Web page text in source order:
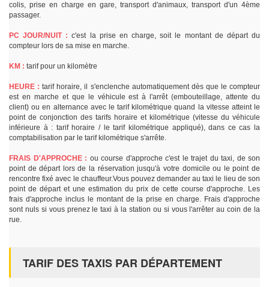
colis, prise en charge en gare, transport d'animaux, transport d'un 4ème
passager.
PC JOUR/NUIT : c'est la prise en charge, soit le montant de départ du
compteur lors de sa mise en marche.
KM : tarif pour un kilomètre
HEURE : tarif horaire, il s'enclenche automatiquement dès que le compteur
est en marche et que le véhicule est à l'arrêt (embouteillage, attente du
client) ou en alternance avec le tarif kilométrique quand la vitesse atteint le
point de conjonction des tarifs horaire et kilométrique (vitesse du véhicule
inférieure à : tarif horaire / le tarif kilométrique appliqué), dans ce cas la
comptabilisation par le tarif kilométrique s'arrête.
FRAIS D'APPROCHE : ou course d'approche c'est le trajet du taxi, de son
point de départ lors de la réservation jusqu'à votre domicile ou le point de
rencontre fixé avec le chauffeur.Vous pouvez demander au taxi le lieu de son
point de départ et une estimation du prix de cette course d'approche. Les
frais d'approche inclus le montant de la prise en charge. Frais d'approche
sont nuls si vous prenez le taxi à la station ou si vous l'arrêter au coin de la
rue.
TARIF DES TAXIS PAR DÉPARTEMENT